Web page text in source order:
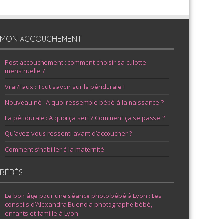
MON ACCOUCHEMENT
Post accouchement : comment choisir sa culotte
menstruelle ?
Vrai/Faux : Tout savoir sur la péridurale !
Nouveau né : A quoi ressemble bébé à la naissance ?
La péridurale : A quoi ça sert ? Comment ça se passe ?
Qu’avez-vous ressenti avant d’accoucher ?
Comment s’habiller à la maternité
BÉBÉS
Le bon âge pour une séance photo bébé à Lyon : Les
conseils d’Alexandra Buendia photographe bébé,
enfants et famille à Lyon